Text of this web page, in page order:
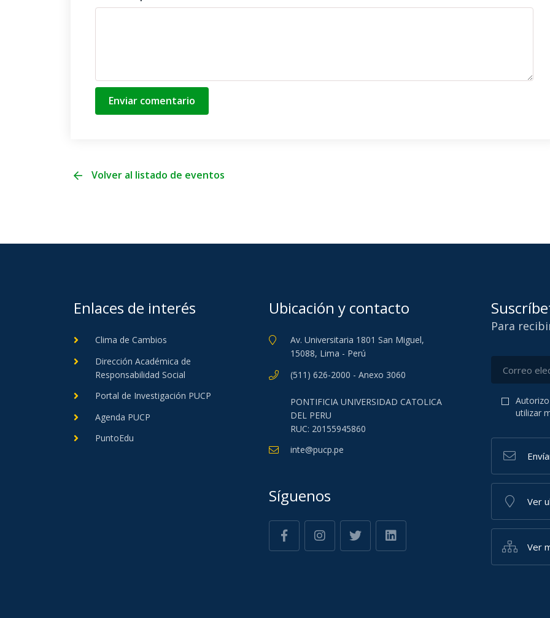
Enviar comentario
Volver al listado de eventos
Enlaces de interés
Clima de Cambios
Dirección Académica de
Responsabilidad Social
Portal de Investigación PUCP
Agenda PUCP
PuntoEdu
Ubicación y contacto
Av. Universitaria 1801 San Miguel,
15088, Lima - Perú
(511) 626-2000 - Anexo 3060
PONTIFICIA UNIVERSIDAD CATOLICA
DEL PERU
RUC: 20155945860
inte@pucp.pe
Síguenos
Para
utilizar
Ver
Ver